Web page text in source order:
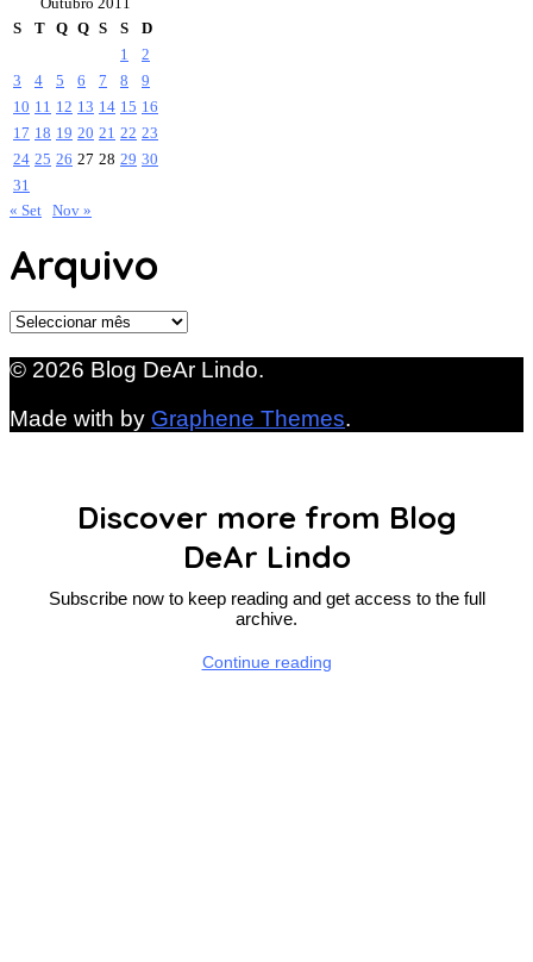
S
T Q Q S S
D
1
2
3
4 5 6 7 8
9
10 11 12 13 14 15 16
17 18 19 20 21 22 23
24 25 26 27 28 29 30
31
« Set Nov »
Arquivo
Arquivo
© 2026 Blog DeAr Lindo.
Made with by Graphene Themes.
Discover more from Blog
DeAr Lindo
Subscribe now to keep reading and get access to the full
archive.
Continue reading